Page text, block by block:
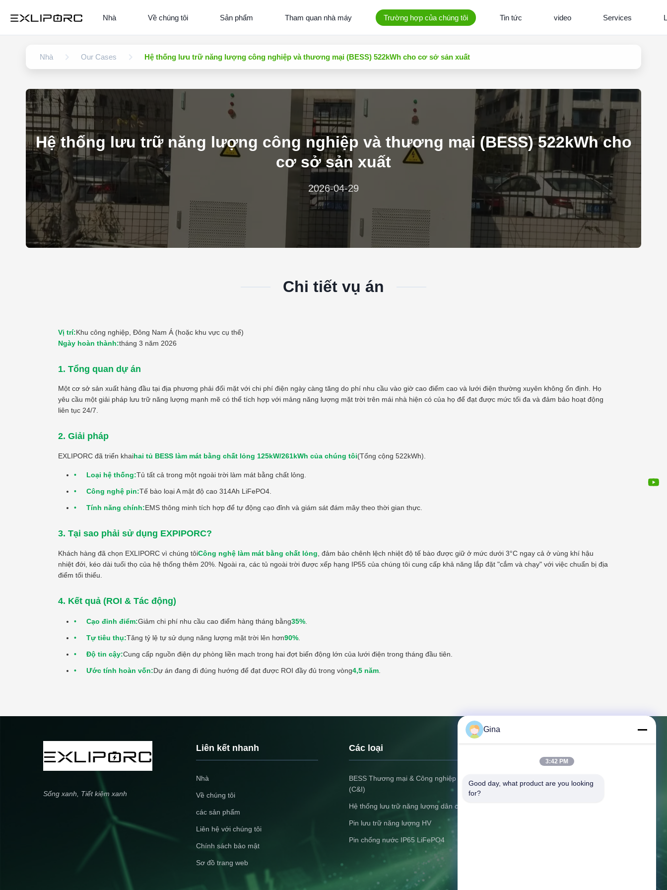
Nhà Về chúng tôi Sản phẩm Tham quan nhà máy Trường hợp của chúng tôi Tin tức video Services
Nhà Our Cases Hệ thống lưu trữ năng lượng công nghiệp và thương mại (BESS) 522kWh cho cơ sở sản xuất
Hệ thống lưu trữ năng lượng công nghiệp và thương mại (BESS) 522kWh cho
cơ sở sản xuất
2026-04-29
Chi tiết vụ án
Vị trí:Khu công nghiệp, Đông Nam Á (hoặc khu vực cụ thể)
Ngày hoàn thành:tháng 3 năm 2026
1. Tổng quan dự án
Một cơ sở sản xuất hàng đầu tại địa phương phải đối mặt với chi phí điện ngày càng tăng do phí nhu cầu vào giờ cao điểm cao và lưới điện thường xuyên không ổn định. Họ
yêu cầu một giải pháp lưu trữ năng lượng mạnh mẽ có thể tích hợp với mảng năng lượng mặt trời trên mái nhà hiện có của họ để đạt được mức tối đa và đảm bảo hoạt động
liên tục 24/7.
2. Giải pháp
EXLIPORC đã triển khaihai tủ BESS làm mát bằng chất lỏng 125kW/261kWh của chúng tôi(Tổng cộng 522kWh).
Loại hệ thống:Tủ tất cả trong một ngoài trời làm mát bằng chất lỏng.
Công nghệ pin:Tế bào loại A mật độ cao 314Ah LiFePO4.
Tính năng chính:EMS thông minh tích hợp để tự động cạo đỉnh và giám sát đám mây theo thời gian thực.
3. Tại sao phải sử dụng EXPIPORC?
Khách hàng đã chọn EXLIPORC vì chúng tôiCông nghệ làm mát bằng chất lỏng , đảm bảo chênh lệch nhiệt độ tế bào được giữ ở mức dưới 3°C ngay cả ở vùng khí hậu
nhiệt đới, kéo dài tuổi thọ của hệ thống thêm 20%. Ngoài ra, các tủ ngoài trời được xếp hạng IP55 của chúng tôi cung cấp khả năng lắp đặt "cắm và chạy" với việc chuẩn bị địa
điểm tối thiểu.
4. Kết quả (ROI & Tác động)
Cạo đỉnh điểm:Giảm chi phí nhu cầu cao điểm hàng tháng bằng35%
Tự tiêu thụ:Tăng tỷ lệ tự sử dụng năng lượng mặt trời lên hơn90%
Độ tin cậy:Cung cấp nguồn điện dự phòng liền mạch trong hai đợt biến động lớn của lưới điện trong tháng đầu tiên.
Ước tính hoàn vốn:Dự án đang đi đúng hướng để đạt được ROI đầy đủ trong vòng4,5 năm
Sống xanh, Tiết kiệm xanh
Liên kết nhanh
Nhà
Về chúng tôi
các sản phẩm
Liên hệ với chúng tôi
Chính sách bảo mật
Sơ đồ trang web
Các loại
BESS Thương mại & Công nghiệp
(C&I)
Hệ thống lưu trữ năng lượng dân cư
Pin lưu trữ năng lượng HV
Pin chống nước IP65 LiFePO4
2007 Đại lộ Pingshan, Cộng đồng
Gina
3:42 PM
Good day, what product are you looking
for?